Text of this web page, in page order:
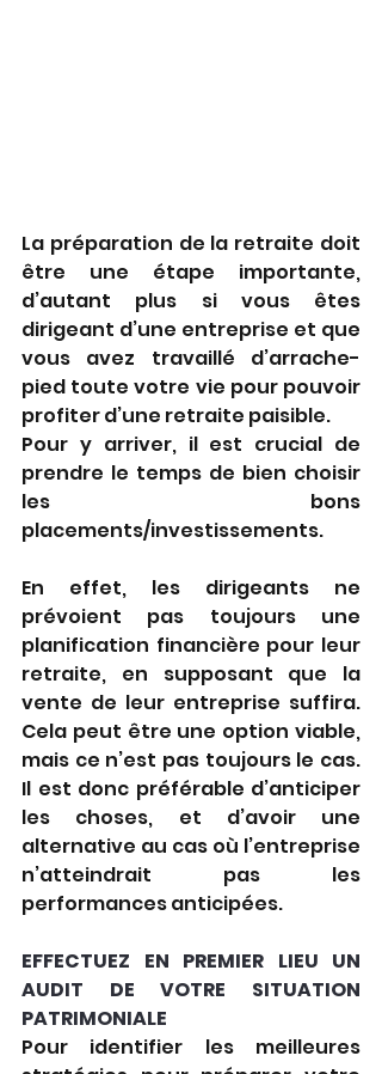
La préparation de la retraite doit
être une étape importante,
d’autant plus si vous êtes
dirigeant d’une entreprise et que
vous avez travaillé d’arrache-
pied toute votre vie pour pouvoir
profiter d’une retraite paisible.
Pour y arriver, il est crucial de
prendre le temps de bien choisir
les bons
placements/investissements.
En effet, les dirigeants ne
prévoient pas toujours une
planification financière pour leur
retraite, en supposant que la
vente de leur entreprise suffira.
Cela peut être une option viable,
mais ce n’est pas toujours le cas.
Il est donc préférable d’anticiper
les choses, et d’avoir une
alternative au cas où l’entreprise
n’atteindrait pas les
performances anticipées.
EFFECTUEZ EN PREMIER LIEU UN
AUDIT DE VOTRE SITUATION
PATRIMONIALE
Pour identifier les meilleures